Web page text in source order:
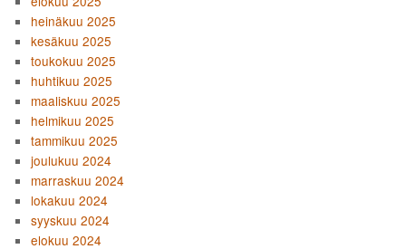
heinäkuu 2025
kesäkuu 2025
toukokuu 2025
huhtikuu 2025
maaliskuu 2025
helmikuu 2025
tammikuu 2025
joulukuu 2024
marraskuu 2024
lokakuu 2024
syyskuu 2024
elokuu 2024